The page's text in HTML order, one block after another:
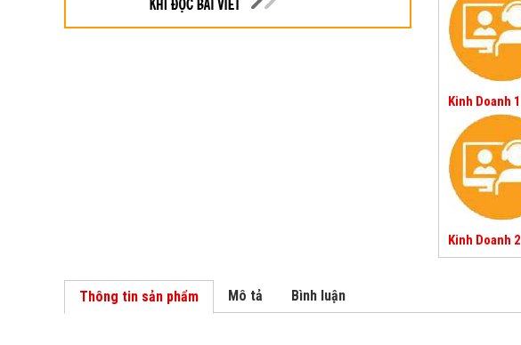
Kinh Doanh 1
Kinh Doanh 2
Thông tin sản phẩm Mô tả Bình luận